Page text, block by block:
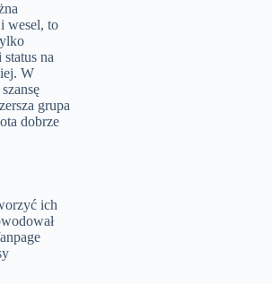
wesel, to
na
W
grupa
dobrze
ich